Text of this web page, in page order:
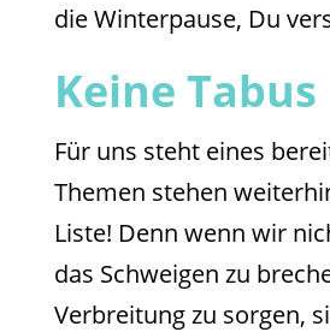
die Winterpause, Du
Keine Tabus
Für uns steht eines
Themen stehen
Liste! Denn wenn wir
das Schweigen zu
Verbreitung zu sorgen,